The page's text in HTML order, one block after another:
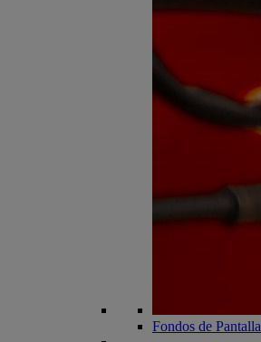
Fondos de Pantalla